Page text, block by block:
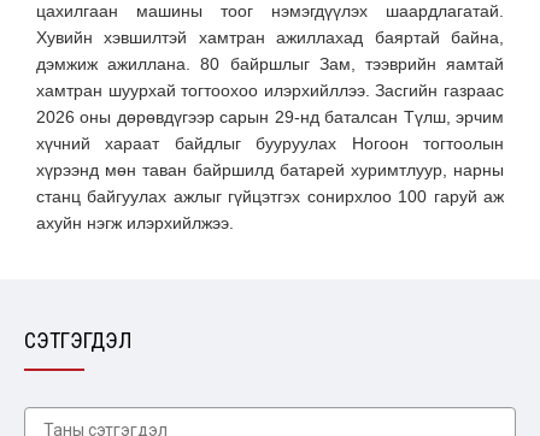
цахилгаан машины тоог нэмэгдүүлэх шаардлагатай.
Хувийн хэвшилтэй хамтран ажиллахад баяртай байна,
дэмжиж ажиллана. 80 байршлыг Зам, тээврийн яамтай
хамтран шуурхай тогтоохоо илэрхийллээ. Засгийн газраас
2026 оны дөрөвдүгээр сарын 29-нд баталсан Түлш, эрчим
хүчний хараат байдлыг бууруулах Ногоон тогтоолын
хүрээнд мөн таван байршилд батарей хуримтлуур, нарны
станц байгуулах ажлыг гүйцэтгэх сонирхлоо 100 гаруй аж
ахуйн нэгж илэрхийлжээ.
СЭТГЭГДЭЛ